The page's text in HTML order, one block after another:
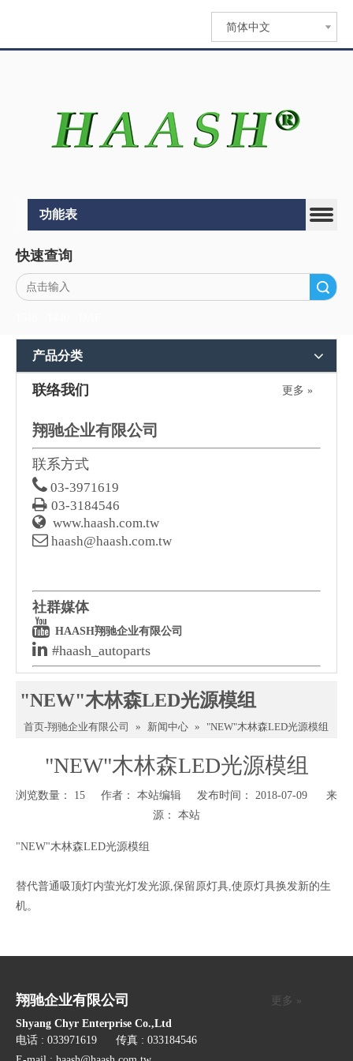
简体中文
功能表
快速查询
产品分类
联络我们 更多 »
翔驰企业有限公司
联系方式
 03-3971619
 03-3184546
 www.haash.com.tw
 haash@haash.com.tw
社群媒体
 HAASH翔驰企业有限公司
 #haash_autoparts
"NEW"木林森LED光源模组
首页-翔驰企业有限公司 » 新闻中心 » "NEW"木林森LED光源模组
"NEW"木林森LED光源模组
浏览数量： 15 作者： 本站编辑 发布时间： 2018-07-09 来
源： 本站
"NEW"木林森LED光源模组
替代普通吸顶灯内萤光灯发光源,保留原灯具,使原灯具换发新的生
机。
翔驰企业有限公司
更多 »
Shyang Chyr Enterprise Co.,Ltd
电话 : 033971619 传真 : 033184546